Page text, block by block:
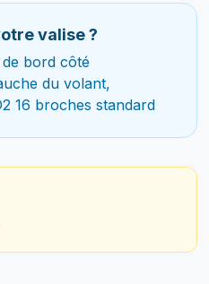
valise ?
bord côté
du volant,
16 broches standard